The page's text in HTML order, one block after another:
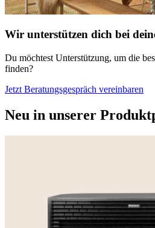
Wir unterstützen dich bei
Du möchtest Unterstützung, um die
finden?
Jetzt Beratungsgespräch vereinbaren
Neu in unserer